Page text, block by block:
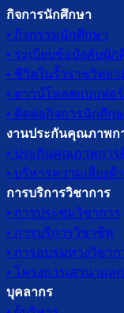
กิจการนักศึกษา
• กิจกรรมนักศึกษา
• ระเบียบข้อบังคับนัก
• ชีวิตในรั้วราชวิทยา
• ดาวน์โหลดแบบฟอ
• ติดต่อกิจการนักศึก
งานประกันคุณภาพก
• ประกันคุณภาพการ
• บริหารความเสี่ยงด้
การบริการวิชาการ
• การประชุมวิชาการ
• การบริการวิชาชีพ
• การอบรมทางวิชา
• โครงการเสวนาแล
บุคลากร